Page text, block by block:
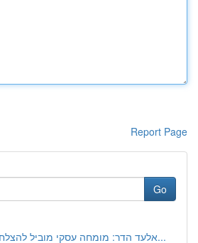
Report Page
Go
אלעד הדר: מומחה עסקי מוביל להצלחת העסק שלך ו...